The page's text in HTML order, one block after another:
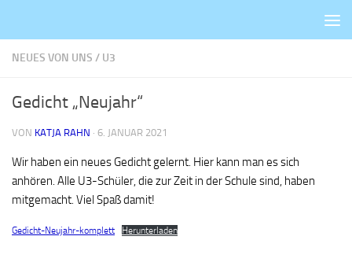
NEUES VON UNS / U3
Gedicht „Neujahr“
VON KATJA RAHN · 6. JANUAR 2021
Wir haben ein neues Gedicht gelernt. Hier kann man es sich
anhören. Alle U3-Schüler, die zur Zeit in der Schule sind, haben
mitgemacht. Viel Spaß damit!
Gedicht-Neujahr-komplett Herunterladen